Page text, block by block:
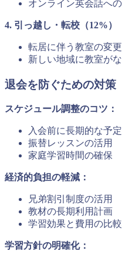
オンライン英会話へ
4. 引っ越し・転校（12%）
転居に伴う教室の変
新しい地域に教室が
退会を防ぐための対策
スケジュール調整のコツ：
入会前に長期的な予
振替レッスンの活用
家庭学習時間の確保
経済的負担の軽減：
兄弟割引制度の活用
教材の長期利用計画
学習効果と費用の比
学習方針の明確化：